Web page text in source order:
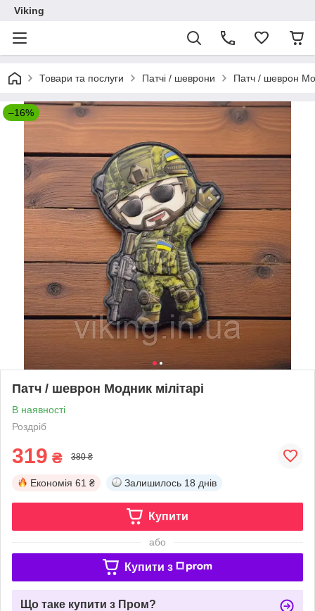
Viking
Товари та послуги Патчі / шеврони Патч / шеврон
–16%
Патч / шеврон Модник мілітарі
В наявності
Роздріб
319 ₴ 380 ₴
Економія 61 ₴ Залишилось 18 днів
Купити
або
Купити з
Що таке купити з Пром?